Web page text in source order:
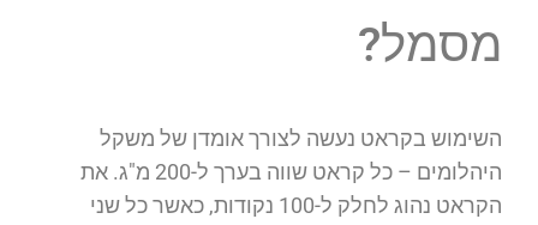
מסמל?
השימוש בקראט נעשה לצורך אומדן של משקל
היהלומים – כל קראט שווה בערך ל-200 מ"ג. את
הקראט נהוג לחלק ל-100 נקודות, כאשר כל שני